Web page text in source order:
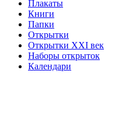
Плакаты
Книги
Папки
Открытки
Открытки XXI век
Наборы открыток
Календари